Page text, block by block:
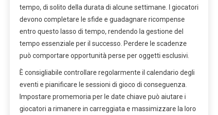
tempo, di solito della durata di alcune settimane. I giocatori
devono completare le sfide e guadagnare ricompense
entro questo lasso di tempo, rendendo la gestione del
tempo essenziale per il successo. Perdere le scadenze
può comportare opportunità perse per oggetti esclusivi.
È consigliabile controllare regolarmente il calendario degli
eventi e pianificare le sessioni di gioco di conseguenza.
Impostare promemoria per le date chiave può aiutare i
giocatori a rimanere in carreggiata e massimizzare la loro